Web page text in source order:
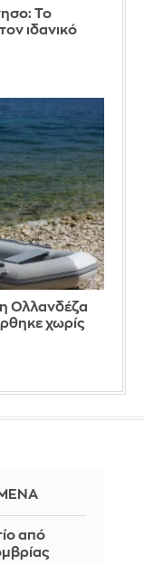
Το
ιδανικό
Ολλανδέζα
χωρίς
από